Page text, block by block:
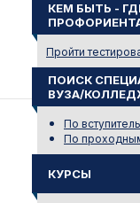
КЕМ БЫТЬ -
Пройти
ПОИСК
ВУЗА/
По
По
КУРСЫ